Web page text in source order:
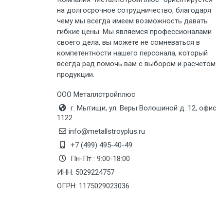
Груз до 6 м, вес до 3 тн
Груз до 6 м, вес до 5 тн
Груз до 6 м, вес до 8 тн
Груз до 12 м, вес до 20 тн
Манипулятор до 6 м, вес до 5 тн
Манипулятор до 6 м, вес до 8 тн
на долгосрочное сотрудничество, благодаря
чему мы всегда имеем возможность давать
гибкие цены. Мы являемся профессионалами
своего дела, вы можете не сомневаться в
компетентности нашего персонала, который
всегда рад помочь вам с выбором и расчетом
продукции.
ООО Металлстройплюс
г. Мытищи, ул. Веры Волошиной д. 12, офис
1122
info@metallstroyplus.ru
+7 (499) 495-40-49
Пн-Пт : 9:00-18:00
ИНН: 5029224757
ОГРН: 1175029023036